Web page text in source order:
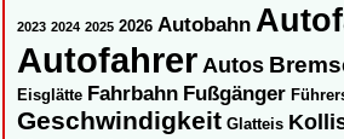
2023 2024 2025 2026 Autobahn
AutofahrerAutos
Eisglätte Fahrbahn Fußgänger
Geschwindigkeit Glatteis